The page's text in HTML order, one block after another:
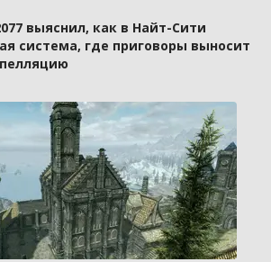
выяснил, как в Найт-Сити
система, где приговоры выносит